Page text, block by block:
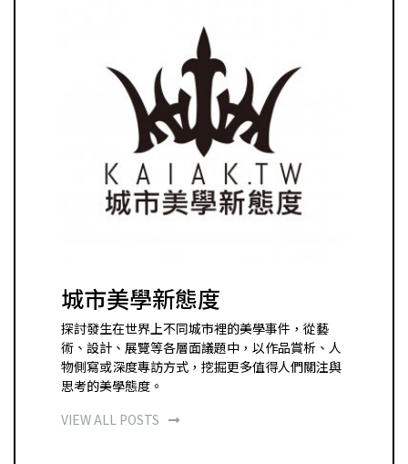
城市美學新態度
探討發生在世界上不同城市裡的美學事件，從藝
術、設計、展覽等各層面議題中，以作品賞析、人
物側寫或深度專訪方式，挖掘更多值得人們關注與
思考的美學態度。
VIEW ALL POSTS